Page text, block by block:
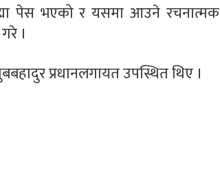
पेस भएको र यसमा आउने रचनात्मक
।
प्रधानलगायत उपस्थित थिए ।